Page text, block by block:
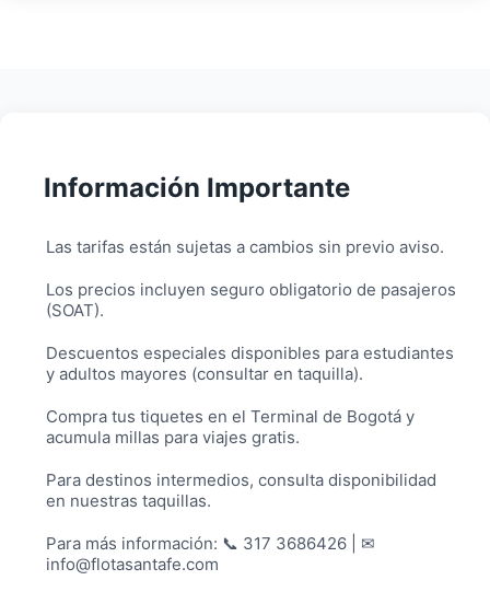
Información Importante
Las tarifas están sujetas a cambios sin previo aviso.
Los precios incluyen seguro obligatorio de pasajeros
(SOAT).
Descuentos especiales disponibles para estudiantes
y adultos mayores (consultar en taquilla).
Compra tus tiquetes en el Terminal de Bogotá y
acumula millas para viajes gratis.
Para destinos intermedios, consulta disponibilidad
en nuestras taquillas.
Para más información: 📞 317 3686426 | ✉
info@flotasantafe.com